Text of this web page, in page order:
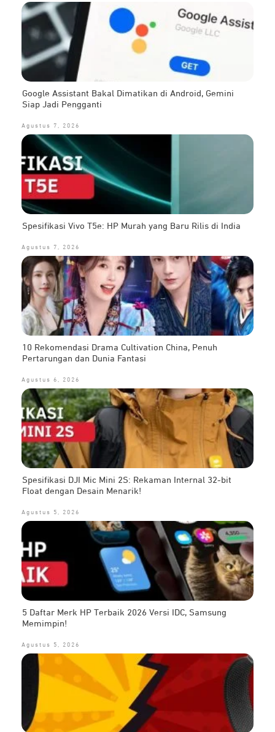
Google Assistant Bakal Dimatikan di Android, Gemini
Siap Jadi Pengganti
Agustus 7, 2026
Spesifikasi Vivo T5e: HP Murah yang Baru Rilis di India
Agustus 7, 2026
10 Rekomendasi Drama Cultivation China, Penuh
Pertarungan dan Dunia Fantasi
Agustus 6, 2026
Spesifikasi DJI Mic Mini 2S: Rekaman Internal 32-bit
Float dengan Desain Menarik!
Agustus 5, 2026
5 Daftar Merk HP Terbaik 2026 Versi IDC, Samsung
Memimpin!
Agustus 5, 2026